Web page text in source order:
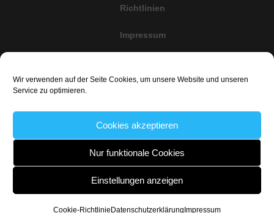
Wir verwenden auf der Seite Cookies, um unsere Website und unseren
Service zu optimieren.
Cookies akzeptieren
Nur funktionale Cookies
Einstellungen anzeigen
Cookie-Richtlinie Datenschutzerklärung Impressum
Richtlinien
Impressum
@Copyright 2020 uwe@weisenseel.de All rights reserved